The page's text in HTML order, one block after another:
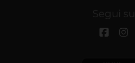
Segui su